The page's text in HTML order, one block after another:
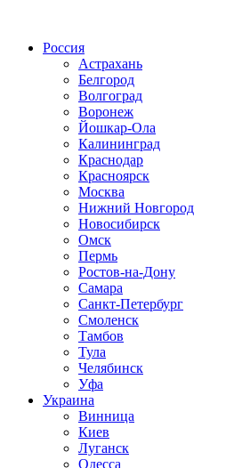
Россия
Астрахань
Белгород
Волгоград
Воронеж
Йошкар-Ола
Калининград
Краснодар
Красноярск
Москва
Нижний Новгород
Новосибирск
Омск
Пермь
Ростов-на-Дону
Самара
Санкт-Петербург
Смоленск
Тамбов
Тула
Челябинск
Уфа
Украина
Винница
Киев
Луганск
Одесса